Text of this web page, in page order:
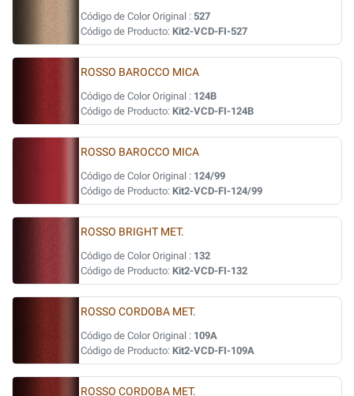
Código de Color Original : 527
Código de Producto: Kit2-VCD-FI-527
ROSSO BAROCCO MICA
Código de Color Original : 124B
Código de Producto: Kit2-VCD-FI-124B
ROSSO BAROCCO MICA
Código de Color Original : 124/99
Código de Producto: Kit2-VCD-FI-124/99
ROSSO BRIGHT MET.
Código de Color Original : 132
Código de Producto: Kit2-VCD-FI-132
ROSSO CORDOBA MET.
Código de Color Original : 109A
Código de Producto: Kit2-VCD-FI-109A
ROSSO CORDOBA MET.